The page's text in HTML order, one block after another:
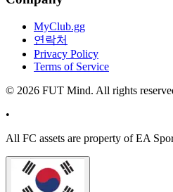
MyClub.gg
연락처
Privacy Policy
Terms of Service
© 2026 FUT Mind. All rights
•
All FC assets are property of EA